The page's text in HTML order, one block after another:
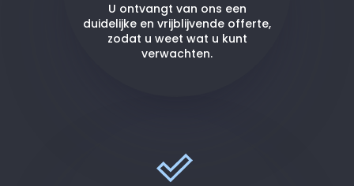
U ontvangt van ons een
duidelijke en vrijblijvende offerte,
zodat u weet wat u kunt
verwachten.